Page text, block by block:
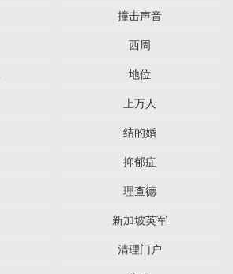
撞击声音
西周
地位
上万人
结的婚
抑郁症
理查德
新加坡英军
清理门户